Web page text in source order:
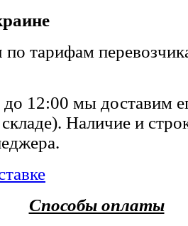
по тарифам
12:00 мы доставим
Наличие и
Способы оплаты